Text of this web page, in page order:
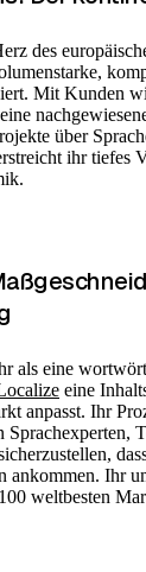
des
Mit Kunden
über
ihr tiefes
als eine
eine
anpasst. Ihr
Sprachexperten,
ankommen. Ihr
weltbesten